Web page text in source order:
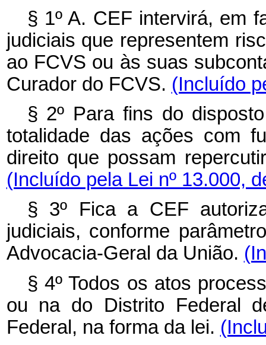
§ 1º A. CEF intervirá, em
judiciais que representem
ao FCVS ou às suas
Curador do FCVS. (Incluído
§ 2º Para fins do
totalidade das ações com
direito que possam
(Incluído pela Lei nº 13.000,
§ 3º Fica a CEF
judiciais, conforme
Advocacia-Geral da União.
§ 4º Todos os atos
ou na do Distrito Federal
Federal, na forma da lei.